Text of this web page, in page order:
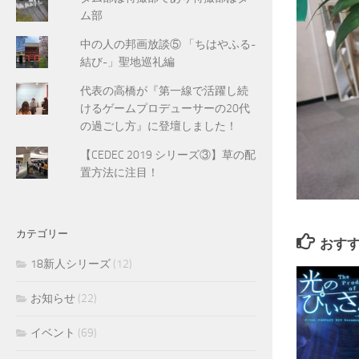
おす
ム部
中の人の邦画放談⑤ 「ちはやふる-
結び-」聖地巡礼編
代表の高橋が『第一線で活躍し続
けるゲームプロデューサーの20代
の過ごし方』に登壇しました！
【CEDEC 2019 シリーズ③】草の配
置方法に注目！
カテゴリー
18新人シリーズ (12)
お知らせ (22)
イベント (69)